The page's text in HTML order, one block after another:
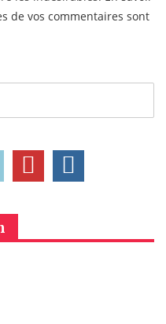
de vos commentaires sont